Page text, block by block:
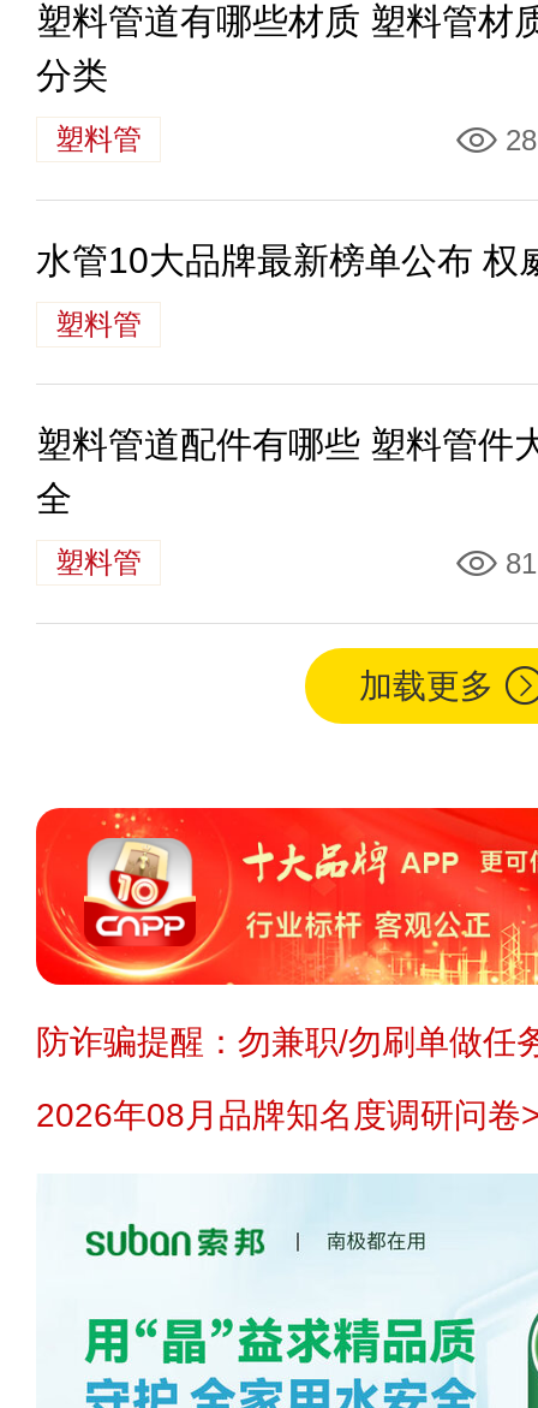
塑料管道有哪些材质 塑料管材
分类
塑料管
水管10大品牌最新榜单公布 权
塑料管
塑料管道配件有哪些 塑料管件
全
塑料管
加载更多
防诈骗提醒：勿兼职/勿刷单做任
2026年08月品牌知名度调研问卷